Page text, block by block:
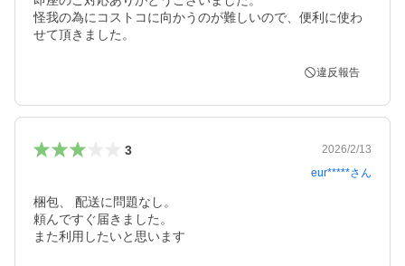
怪我の為にコストコに向かうのが難しいので、便利に使わ
せて頂きました。
違反報告
3
2026/2/13
eur*****さん
梱包、 配送に問題なし。
頼んですぐ届きました。
また利用したいと思います